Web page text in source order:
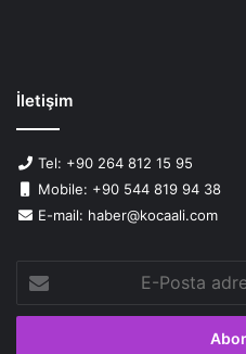
İletişim
Tel: +90 264 812 15 95
Mobile: +90 544 819 94 38
E-mail: haber@kocaali.com
Posta
adresinizi